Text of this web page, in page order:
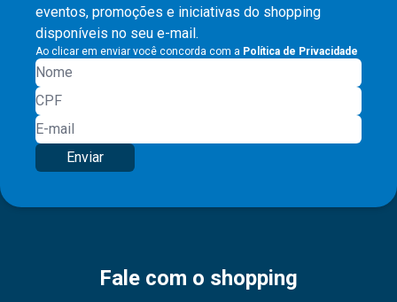
eventos, promoções e iniciativas do shopping
disponíveis no seu e-mail.
Ao clicar em enviar você concorda com a Política de Privacidade
Enviar
Fale com o shopping